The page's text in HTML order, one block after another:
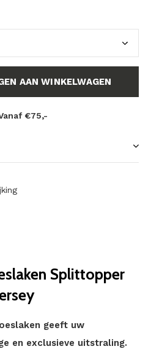
AAN WINKELWAGEN
€75,-
Splittopper
geeft uw
en exclusieve uitstraling.